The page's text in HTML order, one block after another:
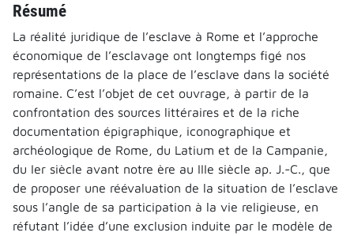
Résumé
La réalité juridique de l’esclave à Rome et l’approche
économique de l’esclavage ont longtemps figé nos
représentations de la place de l’esclave dans la société
romaine. C’est l’objet de cet ouvrage, à partir de la
confrontation des sources littéraires et de la riche
documentation épigraphique, iconographique et
archéologique de Rome, du Latium et de la Campanie,
du Ier siècle avant notre ère au IIIe siècle ap. J.-C., que
de proposer une réévaluation de la situation de l’esclave
sous l’angle de sa participation à la vie religieuse, en
réfutant l’idée d’une exclusion induite par le modèle de